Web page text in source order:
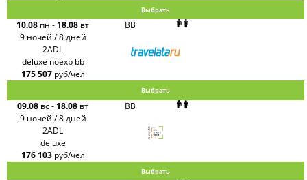
Выбрать
10.08 пн - 18.08 вт
9 ночей / 8 дней
BB
2ADL
deluxe noexb bb
175 507 руб/чел
Выбрать
09.08 вс- 18.08 вт
9 ночей / 8 дней
BB
2ADL
deluxe
176 103 руб/чел
Выбрать